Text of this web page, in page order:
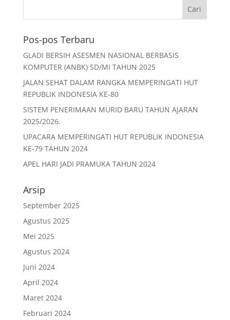
Pos-pos Terbaru
GLADI BERSIH ASESMEN NASIONAL BERBASIS
KOMPUTER (ANBK) SD/MI TAHUN 2025
JALAN SEHAT DALAM RANGKA MEMPERINGATI HUT
REPUBLIK INDONESIA KE-80
SISTEM PENERIMAAN MURID BARU TAHUN AJARAN
2025/2026.
UPACARA MEMPERINGATI HUT REPUBLIK INDONESIA
KE-79 TAHUN 2024
APEL HARI JADI PRAMUKA TAHUN 2024
Arsip
September 2025
Agustus 2025
Mei 2025
Agustus 2024
Juni 2024
April 2024
Maret 2024
Februari 2024